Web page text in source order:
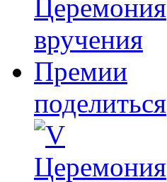
поделиться